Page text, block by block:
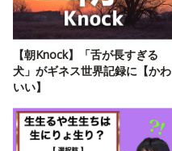
【朝Knock】「舌が長すぎる
犬」がギネス世界記録に【かわ
いい】